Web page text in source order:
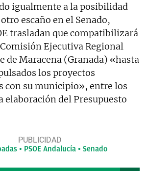
igualmente a la posibilidad
escaño en el Senado,
trasladan que compatibilizará
Ejecutiva Regional
de Maracena (Granada) «hasta
los proyectos
con su municipio», entre los
elaboración del Presupuesto
PSOE Andalucía Senado